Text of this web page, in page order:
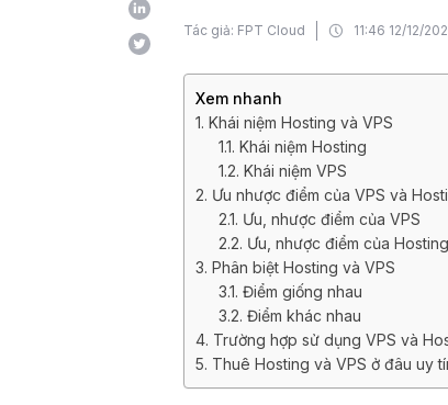
Tác giả: FPT Cloud 11:46 12/12/
Xem nhanh
1. Khái niệm Hosting và VPS
1.1. Khái niệm Hosting
1.2. Khái niệm VPS
2. Ưu nhược điểm của VPS và
2.1. Ưu, nhược điểm của VPS
2.2. Ưu, nhược điểm của Hosting
3. Phân biệt Hosting và VPS
3.1. Điểm giống nhau
3.2. Điểm khác nhau
4. Trường hợp sử dụng VPS và
5. Thuê Hosting và VPS ở đâu uy